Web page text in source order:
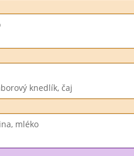
knedlík, čaj
mléko